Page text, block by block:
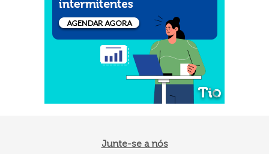
Junte-se a nós